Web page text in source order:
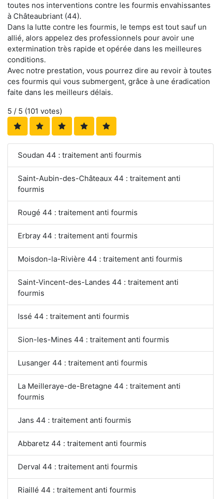
toutes nos interventions contre les fourmis envahissantes
à Châteaubriant (44).
Dans la lutte contre les fourmis, le temps est tout sauf un
allié, alors appelez des professionnels pour avoir une
extermination très rapide et opérée dans les meilleures
conditions.
Avec notre prestation, vous pourrez dire au revoir à toutes
ces fourmis qui vous submergent, grâce à une éradication
faite dans les meilleurs délais.
5 / 5 (101 votes)
Soudan 44 : traitement anti fourmis
Saint-Aubin-des-Châteaux 44 : traitement anti
fourmis
Rougé 44 : traitement anti fourmis
Erbray 44 : traitement anti fourmis
Moisdon-la-Rivière 44 : traitement anti fourmis
Saint-Vincent-des-Landes 44 : traitement anti
fourmis
Issé 44 : traitement anti fourmis
Sion-les-Mines 44 : traitement anti fourmis
Lusanger 44 : traitement anti fourmis
La Meilleraye-de-Bretagne 44 : traitement anti
fourmis
Jans 44 : traitement anti fourmis
Abbaretz 44 : traitement anti fourmis
Derval 44 : traitement anti fourmis
Riaillé 44 : traitement anti fourmis